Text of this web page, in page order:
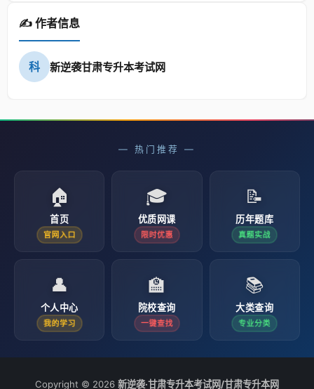
✍️ 作者信息
科 新逆袭甘肃专升本考试网
— 热门推荐 —
🏠
首页
官网入口
🎓
优质网课
限时优惠
📝
历年题库
真题实战
👤
个人中心
我的学习
🏫
院校查询
一键查找
📚
大类查询
专业分类
Copyright © 2026 新逆袭·甘肃专升本考试网/甘肃专升本网